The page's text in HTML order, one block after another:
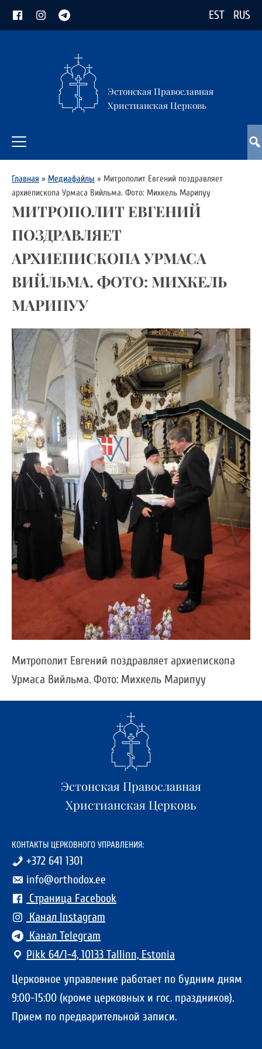
EST RUS
Эстонская Православная
Христианская Церковь
Главная » Медиафайлы » Митрополит Евгений поздравляет
архиепископа Урмаса Вийльма. Фото: Михкель Марипуу
МИТРОПОЛИТ ЕВГЕНИЙ
ПОЗДРАВЛЯЕТ
АРХИЕПИСКОПА УРМАСА
ВИЙЛЬМА. ФОТО: МИХКЕЛЬ
МАРИПУУ
Митрополит Евгений поздравляет архиепископа
Урмаса Вийльма. Фото: Михкель Марипуу
Эстонская Православная
Христианская Церковь
КОНТАКТЫ ЦЕРКОВНОГО УПРАВЛЕНИЯ:
+372 641 1301
info@orthodox.ee
Страница Facebook
Канал Instagram
Канал Telegram
Pikk 64/1-4, 10133 Tallinn, Estonia
Церковное управление работает по будним дням
9:00-15:00 (кроме церковных и гос. праздников).
Прием по предварительной записи.